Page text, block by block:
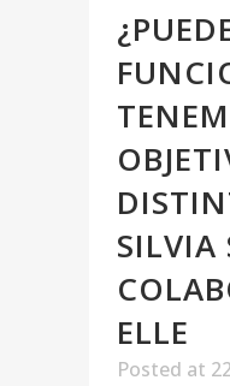
SILVIA
ELLE
Posted at